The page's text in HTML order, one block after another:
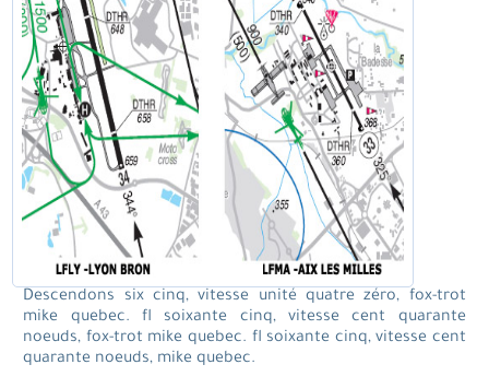
Descendons six cinq, vitesse unité quatre zéro, fox-trot
mike quebec. fl soixante cinq, vitesse cent quarante
noeuds, fox-trot mike quebec. fl soixante cinq, vitesse cent
quarante noeuds, mike quebec.